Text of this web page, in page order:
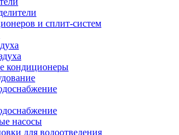
и сплит-систем
кондиционеры
насосы
для водоотведения